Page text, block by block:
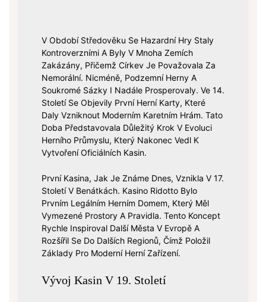
V Období Středověku Se Hazardní Hry Staly
Kontroverzními A Byly V Mnoha Zemích
Zakázány, Přičemž Církev Je Považovala Za
Nemorální. Nicméně, Podzemní Herny A
Soukromé Sázky I Nadále Prosperovaly. Ve 14.
Století Se Objevily První Herní Karty, Které
Daly Vzniknout Moderním Karetním Hrám. Tato
Doba Představovala Důležitý Krok V Evoluci
Herního Průmyslu, Který Nakonec Vedl K
Vytvoření Oficiálních Kasin.
První Kasina, Jak Je Známe Dnes, Vznikla V 17.
Století V Benátkách. Kasino Ridotto Bylo
Prvním Legálním Herním Domem, Který Měl
Vymezené Prostory A Pravidla. Tento Koncept
Rychle Inspiroval Další Města V Evropě A
Rozšířil Se Do Dalších Regionů, Čímž Položil
Základy Pro Moderní Herní Zařízení.
Vývoj Kasin V 19. Století